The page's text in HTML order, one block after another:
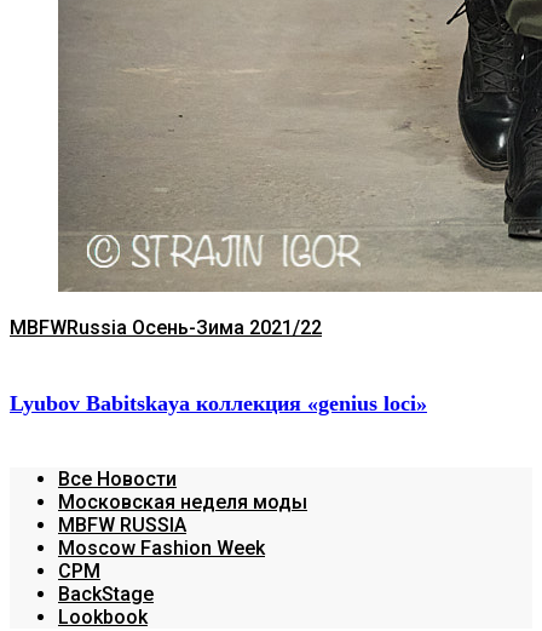
MBFWRussia Осень-Зима 2021/22
Lyubov Babitskaya коллекция «genius loci»
Все Новости
Московская неделя моды
MBFW RUSSIA
Moscow Fashion Week
CPM
BackStage
Lookbook